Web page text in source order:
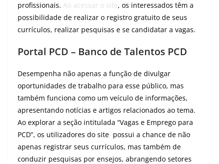
profissionais. Ao acessar o site, os interessados ​​têm a
possibilidade de realizar o registro gratuito de seus
currículos, realizar pesquisas e se candidatar a vagas.
Portal PCD – Banco de Talentos PCD
Desempenha não apenas a função de divulgar
oportunidades de trabalho para esse público, mas
também funciona como um veículo de informações,
apresentando notícias e artigos relacionados ao tema.
Ao explorar a seção intitulada “Vagas e Emprego para
PCD”, os utilizadores do site possui a chance de não
apenas registrar seus currículos, mas também de
conduzir pesquisas por ensejos, abrangendo setores